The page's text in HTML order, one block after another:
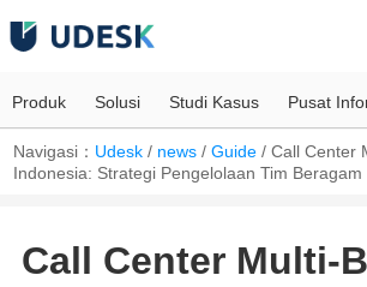
Produk Solusi Studi Kasus Pusat
Navigasi： Udesk / news /Guide /Call Center
Indonesia: Strategi Pengelolaan Tim Beragam
Call Center Multi-